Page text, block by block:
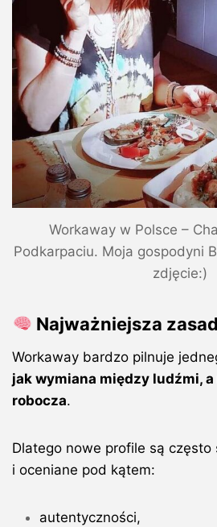
Workaway w Polsce –
Podkarpaciu. Moja gospodyni
zdjęcie:)
Najważniejsza
Workaway bardzo pilnuje
jak wymiana między ludźmi, a
robocza.
Dlatego nowe profile są często
i oceniane pod kątem:
autentyczności,